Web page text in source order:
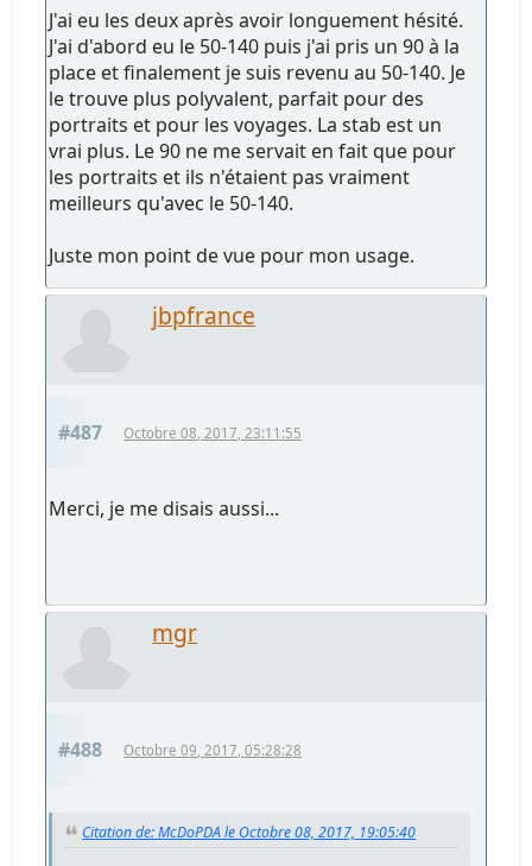
J'ai eu les deux après avoir longuement hésité.
J'ai d'abord eu le 50-140 puis j'ai pris un 90 à la
place et finalement je suis revenu au 50-140. Je
le trouve plus polyvalent, parfait pour des
portraits et pour les voyages. La stab est un
vrai plus. Le 90 ne me servait en fait que pour
les portraits et ils n'étaient pas vraiment
meilleurs qu'avec le 50-140.
Juste mon point de vue pour mon usage.
jbpfrance
#487 Octobre 08, 2017, 23:11:55
Merci, je me disais aussi...
mgr
#488 Octobre 09, 2017, 05:28:28
Citation de: McDoPDA le Octobre 08, 2017, 19:05:40